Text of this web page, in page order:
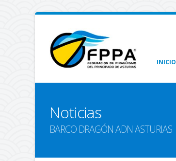
INICIO
Noticias
BARCO DRAGÓN ADN ASTURIAS